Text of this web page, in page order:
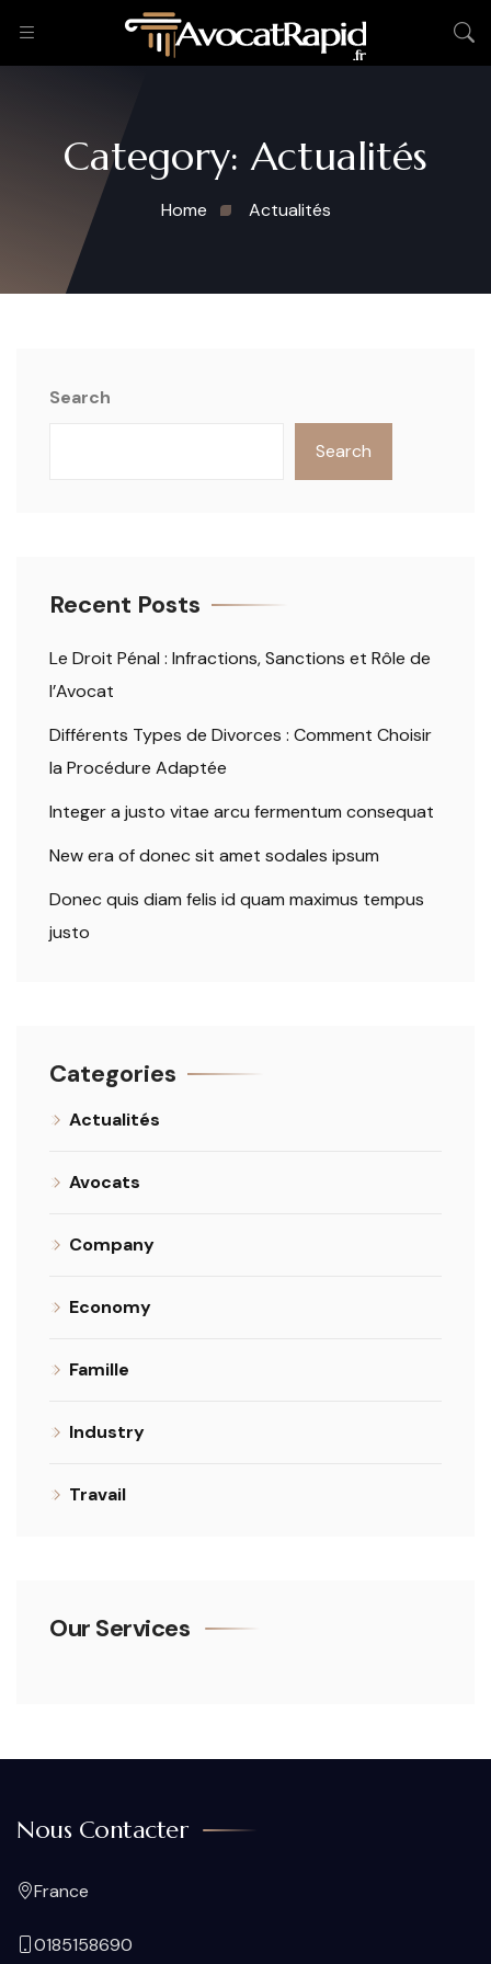
Category:Actualités
Home Actualités
Search
Search
Recent Posts
Le Droit Pénal : Infractions, Sanctions et Rôle de
l’Avocat
Différents Types de Divorces : Comment Choisir
la Procédure Adaptée
Integer a justo vitae arcu fermentum consequat
New era of donec sit amet sodales ipsum
Donec quis diam felis id quam maximus tempus
justo
Categories
Actualités
Avocats
Company
Economy
Famille
Industry
Travail
Our Services
Nous Contacter
France
0185158690